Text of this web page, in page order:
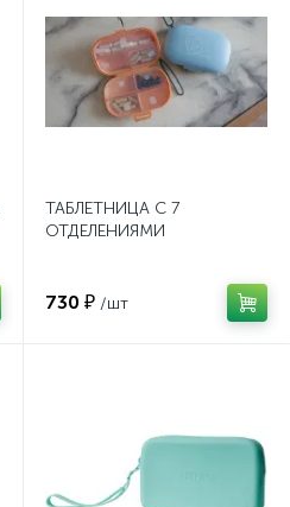
ТАБЛЕТНИЦА С 7
ОТДЕЛЕНИЯМИ
730 ₽ /шт